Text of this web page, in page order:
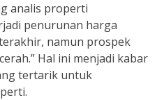
analis properti
penurunan harga
namun prospek
Hal ini menjadi kabar
tertarik untuk